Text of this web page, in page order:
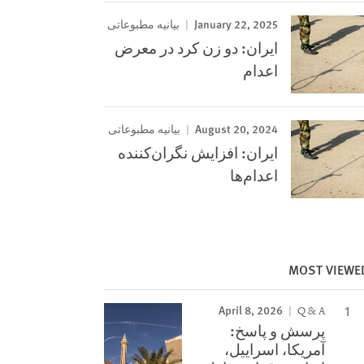
January 22, 2025 بیانیه مطبوعاتی
ایران: دو زن کرد در معرض
اعدام
August 20, 2024 بیانیه مطبوعاتی
ایران: افزایش نگران‌کننده
اعدام‌ها
MOST
April 8, 2026 Q & A
پرسش و پاسخ:
آمریکا، اسراییل،